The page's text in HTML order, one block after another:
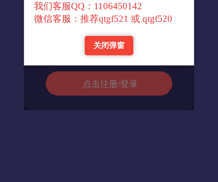
我们客服QQ：1106450142
微信客服：推荐qtgf521 或 qtgf520
关闭弹窗
进入url
返回首页
点击注册/登录